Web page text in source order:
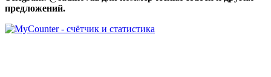
предложений.